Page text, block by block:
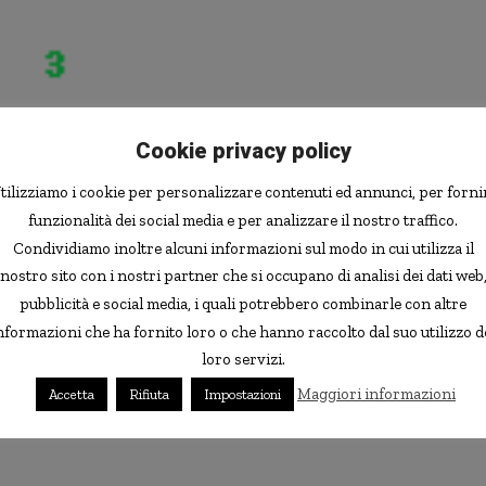
Cookie privacy policy
i cookie per personalizzare contenuti ed annunci, per
funzionalità dei social media e per analizzare il nostro traffico.
Condividiamo inoltre alcuni informazioni sul modo in cui utilizza il
nostro sito con i nostri partner che si occupano di analisi dei dati web,
pubblicità e social media, i quali potrebbero combinarle con altre
che ha fornito loro o che hanno raccolto dal suo utilizzo
loro servizi.
Accetta Rifiuta Impostazioni Maggiori informazioni